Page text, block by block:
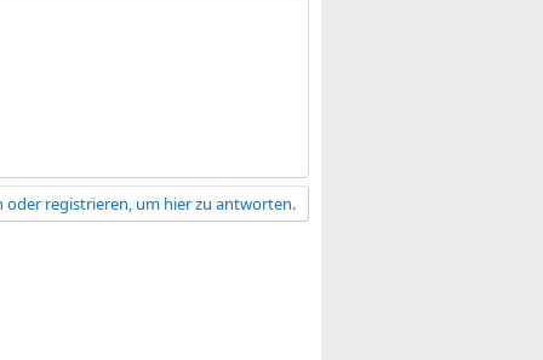
oder registrieren, um hier zu antworten.